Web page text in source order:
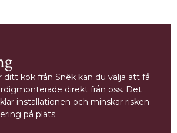
ditt kök från Snêk kan du välja att få
direkt från oss. Det
installationen och minskar risken
på plats.